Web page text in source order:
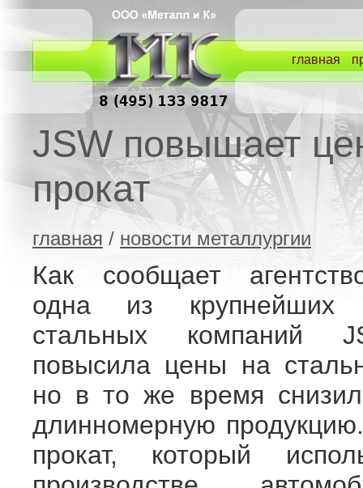
главная
JSW повышает
прокат
главная / новости металлургии
Как сообщает
одна из крупнейших
стальных компаний
повысила цены на
но в то же время
длинномерную
прокат, который